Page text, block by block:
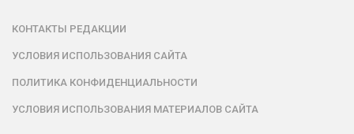
КОНТАКТЫ РЕДАКЦИИ
УСЛОВИЯ ИСПОЛЬЗОВАНИЯ САЙТА
ПОЛИТИКА КОНФИДЕНЦИАЛЬНОСТИ
УСЛОВИЯ ИСПОЛЬЗОВАНИЯ МАТЕРИАЛОВ САЙТА